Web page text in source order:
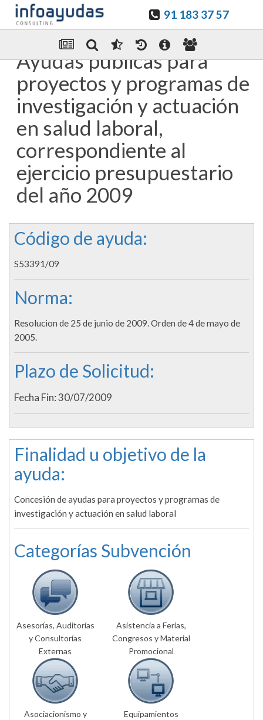
91 183 37 57
Enviar Por email
Ayudas públicas para
proyectos y programas de
investigación y actuación
en salud laboral,
correspondiente al
ejercicio presupuestario
del año 2009
Código de ayuda:
S53391/09
Norma:
Resolucion de 25 de junio de 2009. Orden de 4 de mayo de
2005.
Plazo de Solicitud:
Fecha Fin: 30/07/2009
Finalidad u objetivo de la
ayuda:
Concesión de ayudas para proyectos y programas de
investigación y actuación en salud laboral
Categorías Subvención
Asesorías, Auditorías
y Consultorías
Externas
Asistencia a Ferias,
Congresos y Material
Promocional
Asociacionismo y
Equipamientos